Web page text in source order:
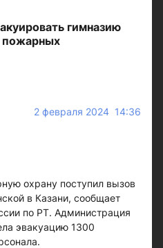
гимназию
пожарных
2 февраля 2024 14:36
охрану поступил вызов
в Казани, сообщает
по РТ. Администрация
эвакуацию 1300